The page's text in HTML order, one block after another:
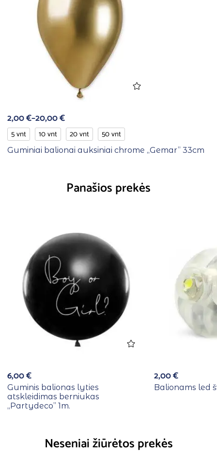
2,00€–20,00€
5 vnt 10 vnt 20 vnt 50 vnt
Guminiai balionai auksiniai chrome ,,Gemar” 33cm
Panašios prekės
6,00€
Guminis balionas lyties
atskleidimas berniukas
,,Partydeco” 1m.
2,00€
Balionams led
Neseniai žiūrėtos prekės